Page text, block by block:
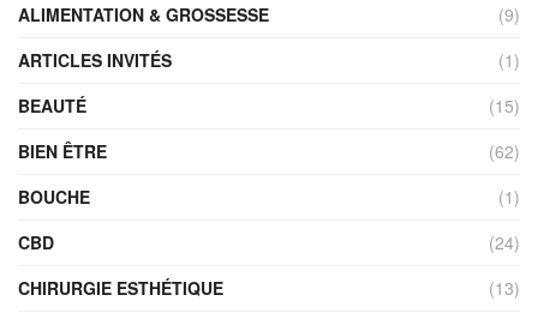
ALIMENTATION & GROSSESSE
(9)
ARTICLES INVITÉS
(1)
BEAUTÉ
(15)
BIEN ÊTRE
(62)
BOUCHE
(1)
CBD
(24)
CHIRURGIE ESTHÉTIQUE
(13)